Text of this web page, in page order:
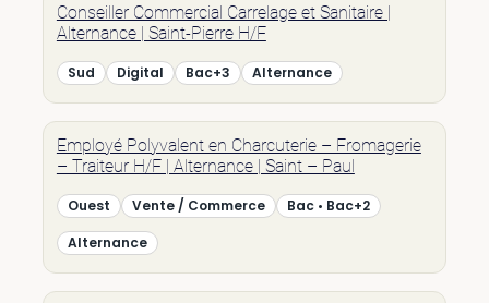
Conseiller Commercial Carrelage et Sanitaire |
Alternance | Saint-Pierre H/F
Sud Digital Bac+3 Alternance
Employé Polyvalent en Charcuterie – Fromagerie
– Traiteur H/F | Alternance | Saint – Paul
Ouest Vente / Commerce
Bac • Bac+2
Alternance